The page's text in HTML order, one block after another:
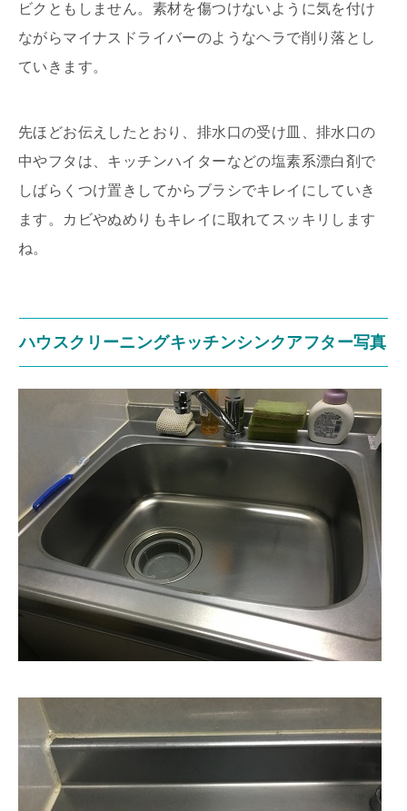
ビクともしません。素材を傷つけないように気を付け
ながらマイナスドライバーのようなヘラで削り落とし
ていきます。
先ほどお伝えしたとおり、排水口の受け皿、排水口の
中やフタは、キッチンハイターなどの塩素系漂白剤で
しばらくつけ置きしてからブラシでキレイにしていき
ます。カビやぬめりもキレイに取れてスッキリします
ね。
ハウスクリーニングキッチンシンクアフター写真